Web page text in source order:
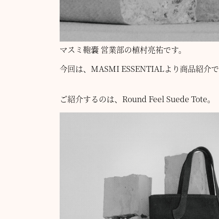
マスミ鞄嚢 営業部の植村亮祐です。
今回は、MASMI ESSENTIALより商品紹介
ご紹介するのは、Round Feel Suede Tote。